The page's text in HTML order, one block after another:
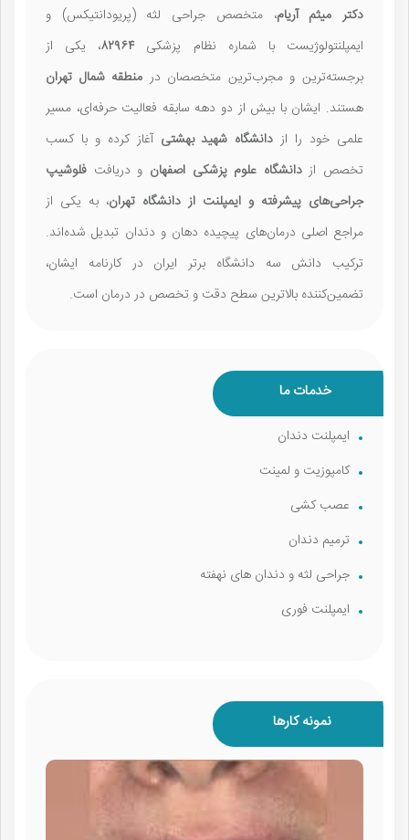
دکتر میثم آریام، متخصص جراحی لثه (پریودانتیکس) و
ایمپلنتولوژیست با شماره نظام پزشکی۸۲۹۶۴، یکی از
برجسته‌ترین و مجرب‌ترین متخصصان در منطقه شمال تهران
هستند. ایشان با بیش از دو دهه سابقه فعالیت حرفه‌ای، مسیر
علمی خود را از دانشگاه شهید بهشتی آغاز کرده و با کسب
تخصص ازدانشگاه علوم پزشکی اصفهان و دریافت فلوشیپ
جراحی‌های پیشرفته و ایمپلنت از دانشگاه تهران، به یکی از
مراجع اصلی درمان‌های پیچیده دهان و دندان تبدیل شده‌اند.
ترکیب دانش سه دانشگاه برتر ایران در کارنامه ایشان،
تضمین‌کننده بالاترین سطح دقت و تخصص در درمان است.
خدمات ما
ایمپلنت دندان
کامپوزیت و لمینت
عصب کشی
ترمیم دندان
جراحی لثه و دندان های نهفته
ایمپلنت فوری
نمونه کارها